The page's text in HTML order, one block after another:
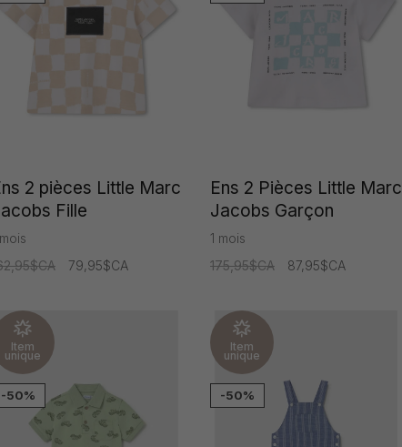
2 pièces Little Marc
Fille
79,95$CA
Ens 2 Pièces Little Marc
Jacobs Garçon
1 mois
175,95$CA
87,95$CA
Item
unique
-50%
Item
unique
-50%